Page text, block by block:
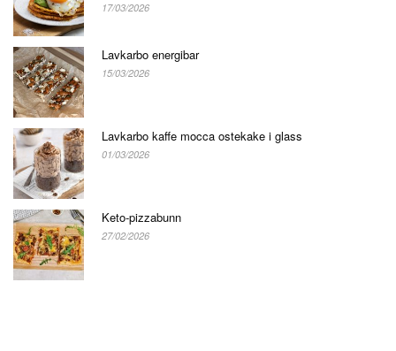
17/03/2026
Lavkarbo energibar
15/03/2026
Lavkarbo kaffe mocca ostekake i glass
01/03/2026
Keto-pizzabunn
27/02/2026